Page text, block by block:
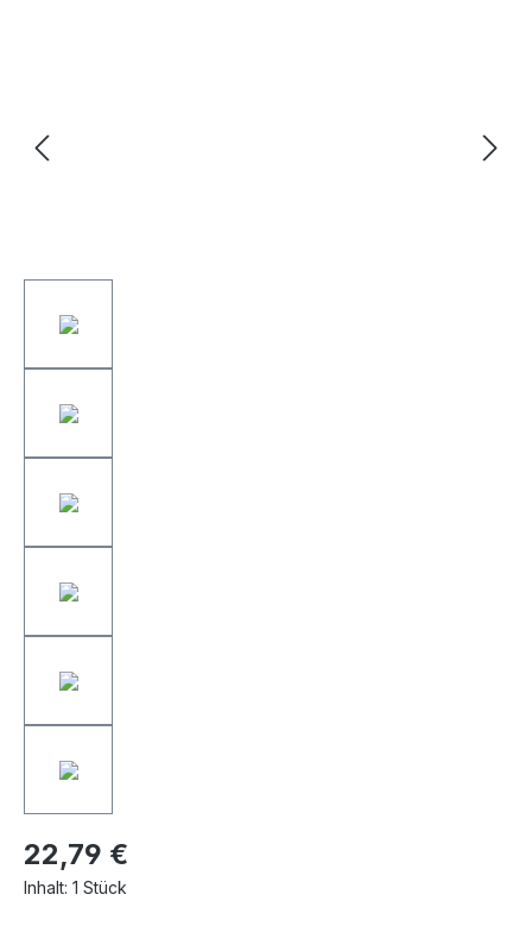
22,79 €
Inhalt: 1 Stück